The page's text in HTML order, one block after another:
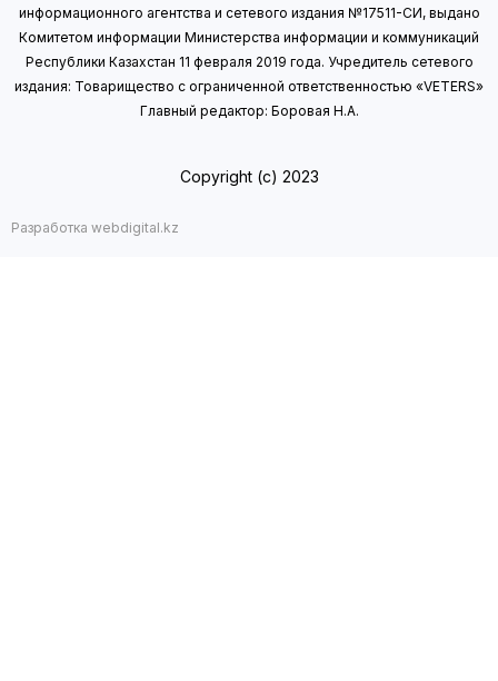
информационного агентства и сетевого издания №17511-СИ, выдано
Комитетом информации Министерства информации и коммуникаций
Республики Казахстан 11 февраля 2019 года. Учредитель сетевого
издания: Товарищество с ограниченной ответственностью «VETERS»
Главный редактор: Боровая Н.А.
Copyright (с) 2023
Разработка webdigital.kz